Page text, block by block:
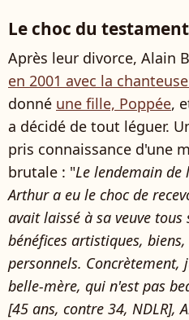
Le choc du testament
Après leur divorce, Alain
en 2001 avec la
donné une fille, Poppée,
a décidé de tout léguer.
pris connaissance d'une
brutale : "Le lendemain de
Arthur a eu le choc de
avait laissé à sa veuve tous
bénéfices artistiques,
personnels. Concrètement,
belle-mère, qui n'est pas
[45 ans, contre 34, NDLR],